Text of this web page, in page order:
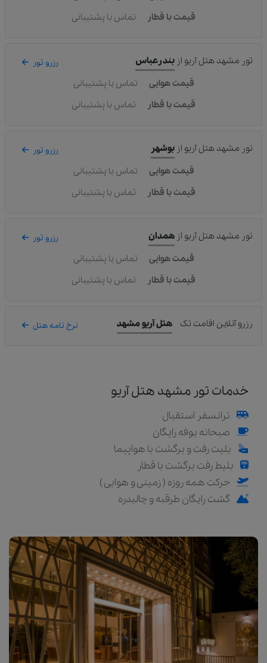
خدمات تور مشهد هتل آریو
ترانسفر استقبال
صبحانه بوفه رایگان
بلیت رفت و برگشت با هواپیما
بلیط رفت برگشت با قطار
حرکت همه روزه ( زمینی و هوایی )
گشت رایگان طرقبه و چالیدره
قیمت با قطار
تماس با پشتیبانی
تور مشهد هتل آریو از بندرعباس رزرو تور
قیمت هوایی
تماس با پشتیبانی
قیمت با قطار
تماس با پشتیبانی
تور مشهد هتل آریو از بوشهر رزرو تور
قیمت هوایی
تماس با پشتیبانی
قیمت با قطار
تماس با پشتیبانی
تور مشهد هتل آریو از همدان رزرو تور
قیمت هوایی
تماس با پشتیبانی
قیمت با قطار
تماس با پشتیبانی
رزرو آنلاین اقامت تک هتل آریو مشهد نرخ نامه هتل